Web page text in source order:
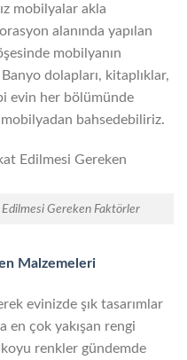
mobilyalar akla
alanında yapılan
mobilyanın
dolapları, kitaplıklar,
evin her bölümünde
bahsedebiliriz.
Gereken Faktörler
Malzemeleri
evinizde şık tasarımlar
en çok yakışan rengi
renkler gündemde